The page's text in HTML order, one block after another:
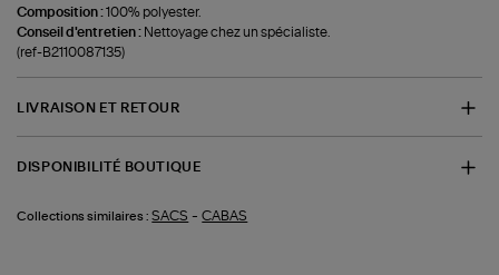
Composition :100% polyester.
Conseil d'entretien : Nettoyage chez un spécialiste.
(ref-B2110087135)
LIVRAISON ET RETOUR
DISPONIBILITÉ BOUTIQUE
Collections similaires : SACS -CABAS